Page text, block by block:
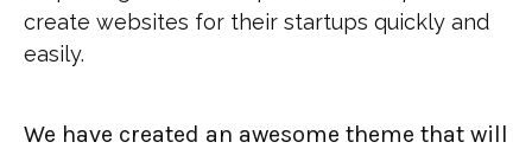
create websites for their startups quickly and
easily.
We have created an awesome theme that will